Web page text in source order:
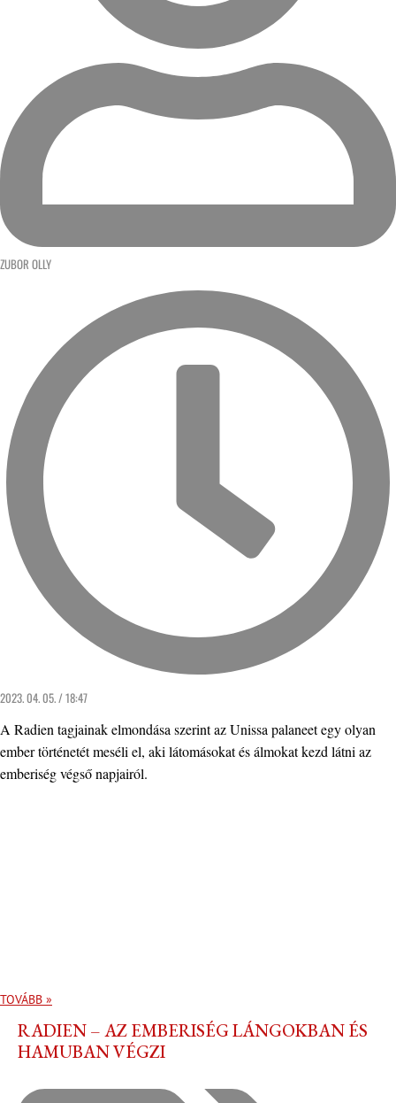
ZUBOR OLLY
2023. 04. 05. / 18:47
A Radien tagjainak elmondása szerint az Unissa palaneet egy olyan
ember történetét meséli el, aki látomásokat és álmokat kezd látni az
emberiség végső napjairól.
TOVÁBB »
RADIEN – AZ EMBERISÉG LÁNGOKBAN ÉS
HAMUBAN VÉGZI